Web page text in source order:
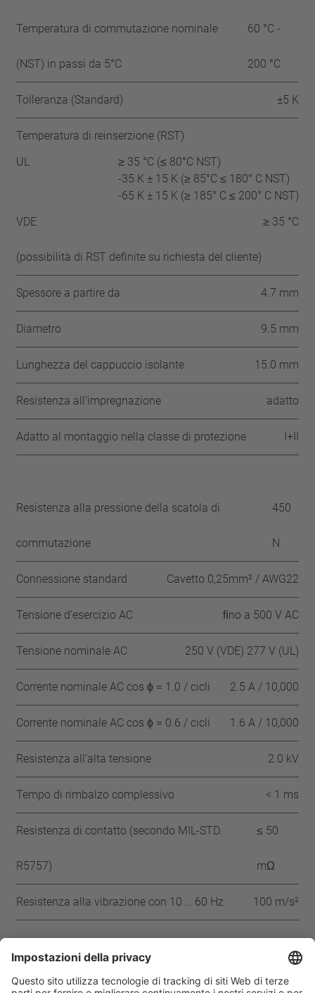
Temperatura di commutazione nominale
(NST) in passi da 5°C
60 °C -
200 °C
Tolleranza (Standard) ±5 K
Temperatura di reinserzione (RST)
UL
≥ 35 °C (≤ 80°C NST)
-35 K ± 15 K (≥ 85°C ≤ 180° C NST)
-65 K ± 15 K (≥ 185° C ≤ 200° C NST)
VDE
≥ 35 °C
(possibilità di RST definite su richiesta del cliente)
Spessore a partire da 4.7 mm
Diametro 9.5 mm
Lunghezza del cappuccio isolante 15.0 mm
Resistenza all‘impregnazione adatto
Adatto al montaggio nella classe di protezione I+II
Resistenza alla pressione della scatola di
commutazione
450
N
Connessione standard Cavetto 0,25mm² / AWG22
Tensione d’esercizio AC ﬁno a 500 V AC
Tensione nominale AC 250 V (VDE) 277 V (UL)
Corrente nominale AC cos ϕ = 1.0 / cicli 2.5 A / 10,000
Corrente nominale AC cos ϕ = 0.6 / cicli 1.6 A / 10,000
Resistenza all‘alta tensione 2.0 kV
Tempo di rimbalzo complessivo < 1 ms
Resistenza di contatto (secondo MIL-STD.
R5757)
≤ 50
mΩ
Resistenza alla vibrazione con 10 … 60 Hz 100 m/s²
Approvazioni